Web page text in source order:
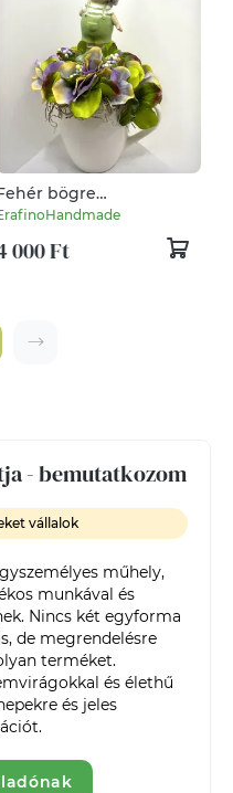
- bemutatkozom
vállalok
műhely,
munkával és
Nincs két egyforma
de megrendelésre
terméket.
és élethű
és jeles
bögre
000 Ft